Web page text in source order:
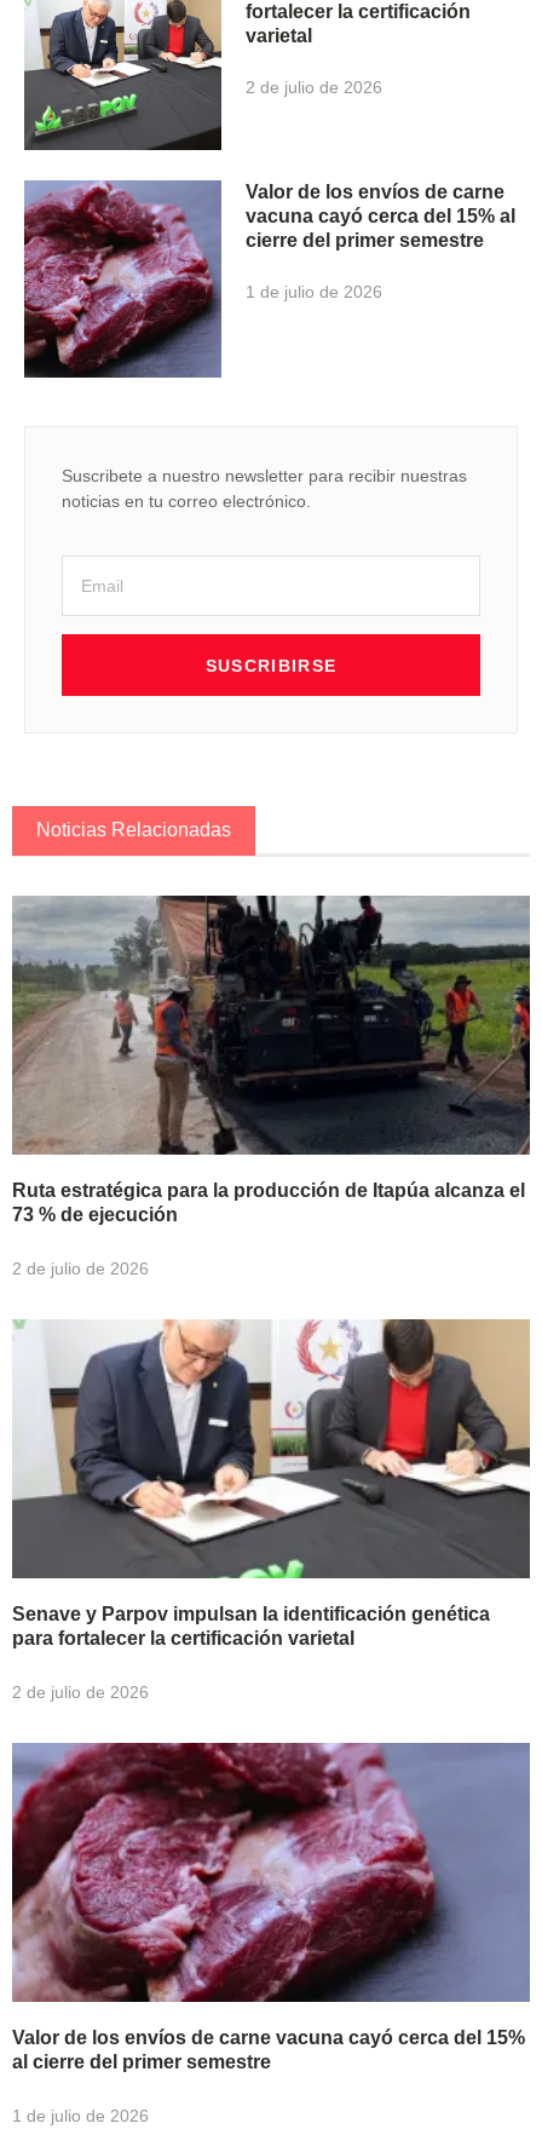
fortalecer la certificación
varietal
2 de julio de 2026
Valor de los envíos de carne
vacuna cayó cerca del 15% al
cierre del primer semestre
1 de julio de 2026
Suscribete a nuestro newsletter para recibir nuestras
noticias en tu correo electrónico.
SUSCRIBIRSE
Noticias Relacionadas
Ruta estratégica para la producción de Itapúa alcanza el
73 % de ejecución
2 de julio de 2026
Senave y Parpov impulsan la identificación genética
para fortalecer la certificación varietal
2 de julio de 2026
Valor de los envíos de carne vacuna cayó cerca del 15%
al cierre del primer semestre
1 de julio de 2026